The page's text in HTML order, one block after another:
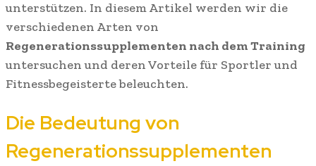
unterstützen. In diesem Artikel werden wir die
verschiedenen Arten von
Regenerationssupplementen nach dem Training
untersuchen und deren Vorteile für Sportler und
Fitnessbegeisterte beleuchten.
Die Bedeutung von
Regenerationssupplementen